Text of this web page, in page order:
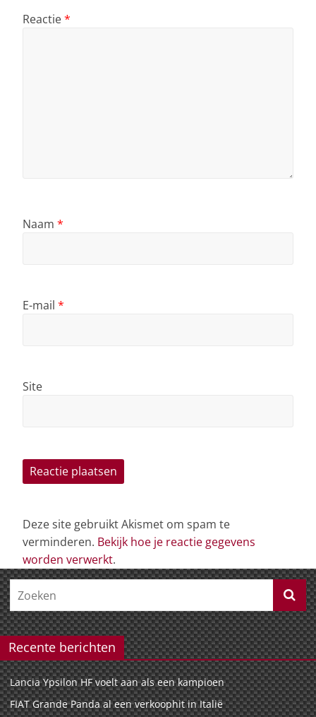
Reactie*
Naam *
E-mail *
Site
Deze site gebruikt Akismet om spam te
verminderen. Bekijk hoe je reactie gegevens
worden verwerkt.
Recente berichten
Lancia Ypsilon HF voelt aan als een kampioen
FIAT Grande Panda al een verkoophit in Italië